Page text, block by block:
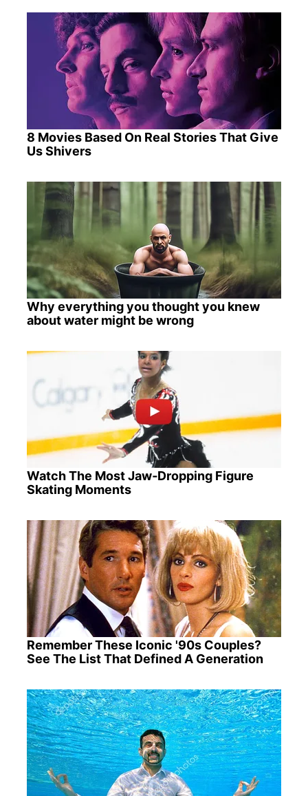
8 Movies Based On Real Stories That Give
Us Shivers
Why everything you thought you knew
about water might be wrong
Watch The Most Jaw‑Dropping Figure
Skating Moments
Remember These Iconic '90s Couples?
See The List That Defined A Generation